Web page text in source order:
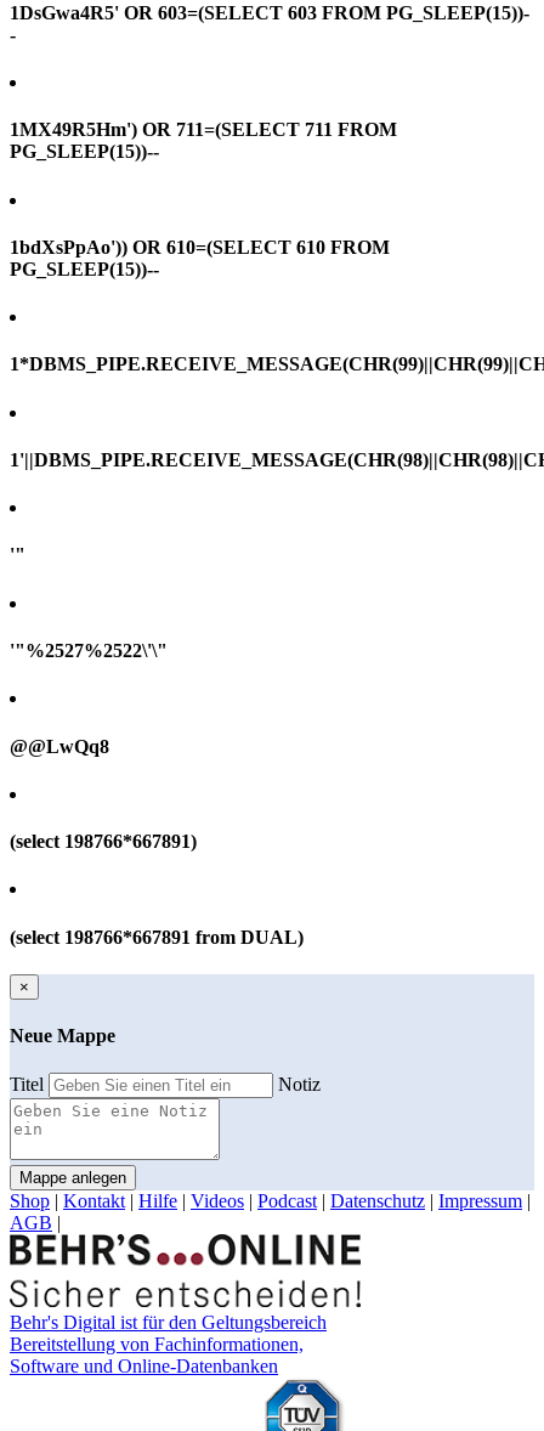
1DsGwa4R5' OR 603=(SELECT 603 FROM PG_SLEEP(15))-
-
1MX49R5Hm') OR 711=(SELECT 711 FROM
PG_SLEEP(15))--
1bdXsPpAo')) OR 610=(SELECT 610 FROM
PG_SLEEP(15))--
'"
'"%2527%2522\'\"
@@LwQq8
(select 198766*667891)
(select 198766*667891 from DUAL)
×
Neue Mappe
Titel Notiz
Mappe anlegen
Shop | Kontakt | Hilfe | Videos | Podcast | Datenschutz | Impressum |
AGB |
Behr's Digital ist für den Geltungsbereich
Bereitstellung von Fachinformationen,
Software und Online-Datenbanken